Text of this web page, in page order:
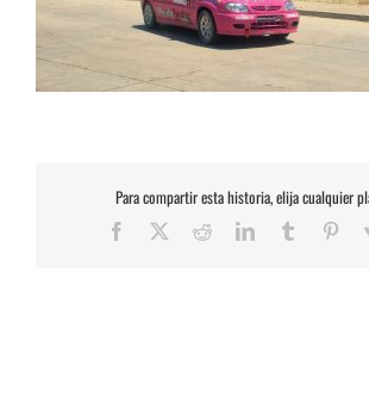
Para compartir esta historia, elija cualquier
Facebook RedditLinkedInTumblr